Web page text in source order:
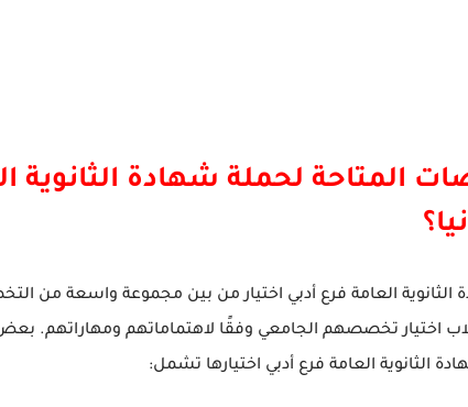
المتاحة لحملة شهادة الثانوية
الثانوية العامة فرع أدبي اختيار من بين مجموعة واسعة من
اختيار تخصصهم الجامعي وفقًا لاهتماماتهم ومهاراتهم.
الثانوية العامة فرع أدبي اختيارها تشمل: